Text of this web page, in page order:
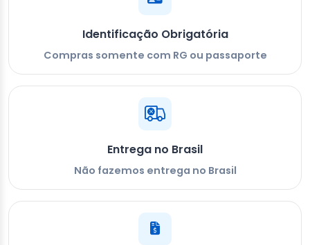
Identificação Obrigatória
Compras somente com RG ou passaporte
Entrega no Brasil
Não fazemos entrega no Brasil